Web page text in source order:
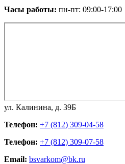
Часы работы: пн-пт: 09:00-17:00
ул. Калинина, д. 39Б
Телефон: +7 (812) 309-04-58
Телефон: +7 (812) 309-07-58
Email: bsvarkom@bk.ru